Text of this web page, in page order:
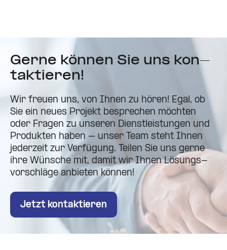
Gerne können Sie uns kon­
tak­tieren!
Wir freuen uns, von Ihnen zu hören! Egal, ob
Sie ein neues Projekt besprechen möchten
oder Fragen zu unseren Dienst­leis­tungen und
Pro­dukten haben – unser Team steht Ihnen
jederzeit zur Ver­fügung. Teilen Sie uns gerne
ihre Wünsche mit, damit wir Ihnen Lösungs­
vor­schläge anbieten können!
Jetzt kon­tak­tieren